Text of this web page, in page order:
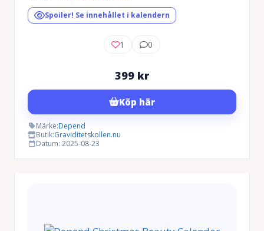
Spoiler! Se innehållet i kalendern
1 0
399 kr
Köp här
Märke:Depend
Butik:Graviditetskollen.nu
Datum: 2025-08-23